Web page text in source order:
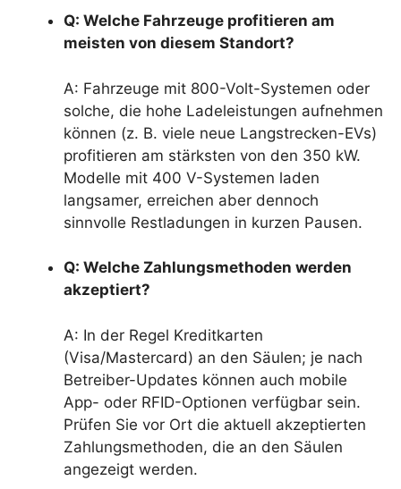
Q: Welche Fahrzeuge profitieren am
meisten von diesem Standort?
A: Fahrzeuge mit 800-Volt-Systemen oder
solche, die hohe Ladeleistungen aufnehmen
können (z. B. viele neue Langstrecken-EVs)
profitieren am stärksten von den 350 kW.
Modelle mit 400 V-Systemen laden
langsamer, erreichen aber dennoch
sinnvolle Restladungen in kurzen Pausen.
Q: Welche Zahlungsmethoden werden
akzeptiert?
A: In der Regel Kreditkarten
(Visa/Mastercard) an den Säulen; je nach
Betreiber-Updates können auch mobile
App- oder RFID-Optionen verfügbar sein.
Prüfen Sie vor Ort die aktuell akzeptierten
Zahlungsmethoden, die an den Säulen
angezeigt werden.